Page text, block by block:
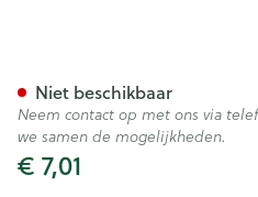
€ 7,01
Niet beschikbaar
Neem contact op met ons via
we samen de mogelijkheden.